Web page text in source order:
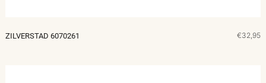
ZILVERSTAD 6070261 €32,95